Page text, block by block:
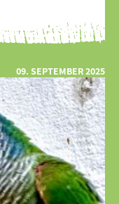
09. SEPTEMBER 2025